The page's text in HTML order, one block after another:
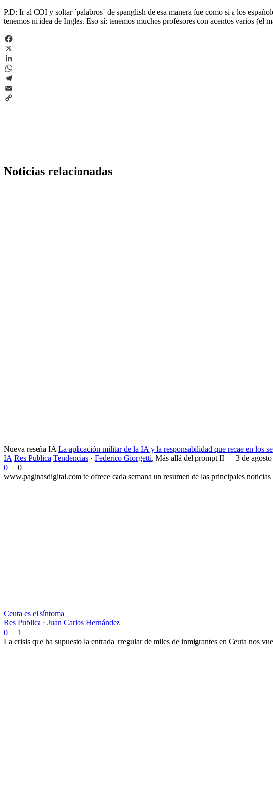
P.D: Ir al COI y soltar ´palabros´ de spanglish de esa manera fue como si a los
tenemos ni idea de Inglés. Eso sí: tenemos muchos profesores con acentos varios (el
Facebook
X
LinkedIn
WhatsApp
Telegram
Email
Noticias relacionadas
Nueva reseña IA La aplicación militar de la IA y la responsabilidad que recae en los
IA Res Publica Tendencias · Federico Giorgetti, Más allá del prompt II — 3 de agosto
0
0
www.paginasdigital.com te ofrece cada semana un resumen de las principales noticias
Ceuta es el síntoma
Res Publica · Juan Carlos Hernández
0
1
La crisis que ha supuesto la entrada irregular de miles de inmigrantes en Ceuta nos